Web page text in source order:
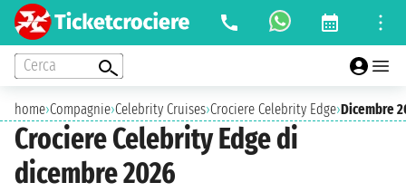
Cerca
home›Compagnie›Celebrity Cruises›Crociere Celebrity Edge›Dicembre
Crociere Celebrity Edge di
dicembre 2026